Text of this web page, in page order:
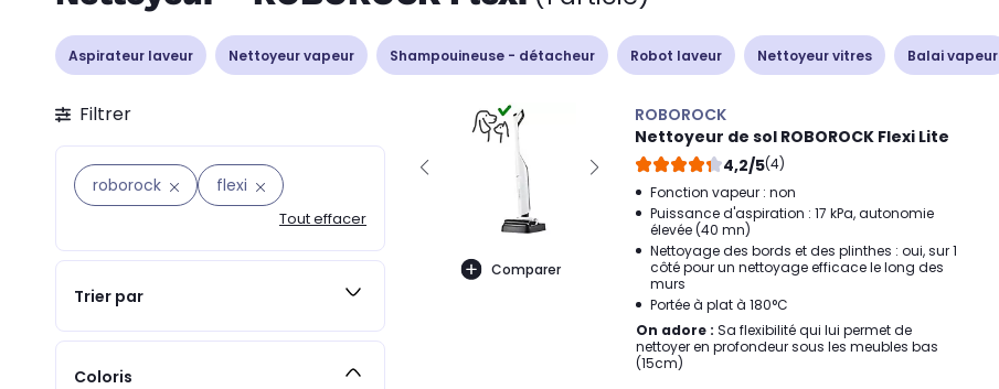
Aspirateur laveur Nettoyeur vapeur Shampouineuse - détacheur Robot laveur Nettoyeur vitres Balai vapeur
Filtrer
roborock flexi
Tout effacer
Trier par
Coloris
Comparer
ROBOROCK
Nettoyeur de sol ROBOROCK Flexi Lite
4,2/5(4)
Fonction vapeur : non
Puissance d'aspiration : 17 kPa, autonomie
élevée (40 mn)
Nettoyage des bords et des plinthes : oui, sur 1
côté pour un nettoyage efficace le long des
murs
Portée à plat à 180°C
On adore : Sa flexibilité qui lui permet de
nettoyer en profondeur sous les meubles bas
(15cm)